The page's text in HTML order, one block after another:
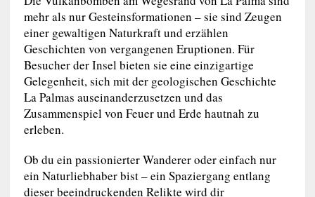
mehr als nur Gesteinsformationen – sie sind Zeugen
einer gewaltigen Naturkraft und erzählen
Geschichten von vergangenen Eruptionen. Für
Besucher der Insel bieten sie eine einzigartige
Gelegenheit, sich mit der geologischen Geschichte
La Palmas auseinanderzusetzen und das
Zusammenspiel von Feuer und Erde hautnah zu
erleben.
Ob du ein passionierter Wanderer oder einfach nur
ein Naturliebhaber bist – ein Spaziergang entlang
dieser beeindruckenden Relikte wird dir